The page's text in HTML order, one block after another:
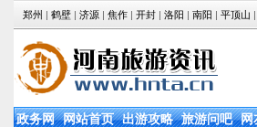
郑州 | 鹤壁 | 济源 | 焦作 | 开封 | 洛阳 | 南阳 | 平顶山 |
政务网 网站首页 出游攻略 旅游问吧 网